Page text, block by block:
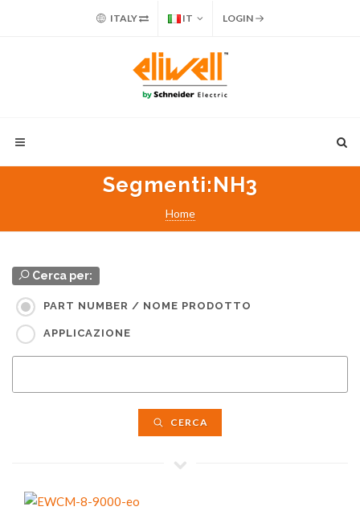
ITALY IT LOGIN
Segmenti:NH3
Home
Cerca per:
PART NUMBER / NOME PRODOTTO
APPLICAZIONE
CERCA